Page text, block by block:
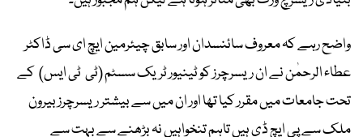
واضح رہے کہ معروف سائنسدان اور سابق چیئرمین ایچ ای سی ڈاکٹر
عطاء الرحمٰن نے ان ریسرچرز کو ٹینیور ٹریک سسٹم (ٹی ٹی ایس) کے
تحت جامعات میں مقرر کیا تھا اور ان میں سے بیشتر ریسرچرز بیرون
ملک سے پی ایچ ڈی ہیں تاہم تنخواہیں نہ بڑھنے سے بہت سے